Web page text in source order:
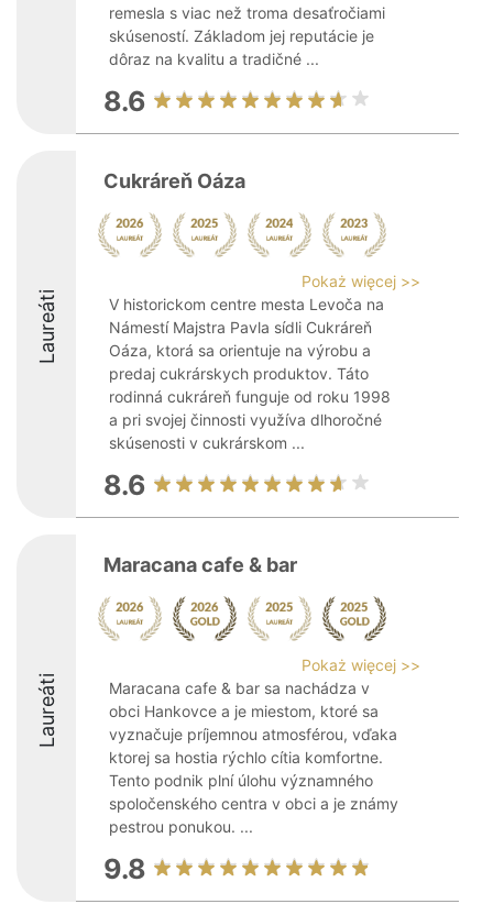
remesla s viac než troma desaťročiami
skúseností. Základom jej reputácie je
dôraz na kvalitu a tradičné ...
8.6
Laureáti
Cukráreň Oáza
Pokaż więcej >>
V historickom centre mesta Levoča na
Námestí Majstra Pavla sídli Cukráreň
Oáza, ktorá sa orientuje na výrobu a
predaj cukrárskych produktov. Táto
rodinná cukráreň funguje od roku 1998
a pri svojej činnosti využíva dlhoročné
skúsenosti v cukrárskom ...
8.6
Laureáti
Maracana cafe & bar
Pokaż więcej >>
Maracana cafe & bar sa nachádza v
obci Hankovce a je miestom, ktoré sa
vyznačuje príjemnou atmosférou, vďaka
ktorej sa hostia rýchlo cítia komfortne.
Tento podnik plní úlohu významného
spoločenského centra v obci a je známy
pestrou ponukou. ...
9.8